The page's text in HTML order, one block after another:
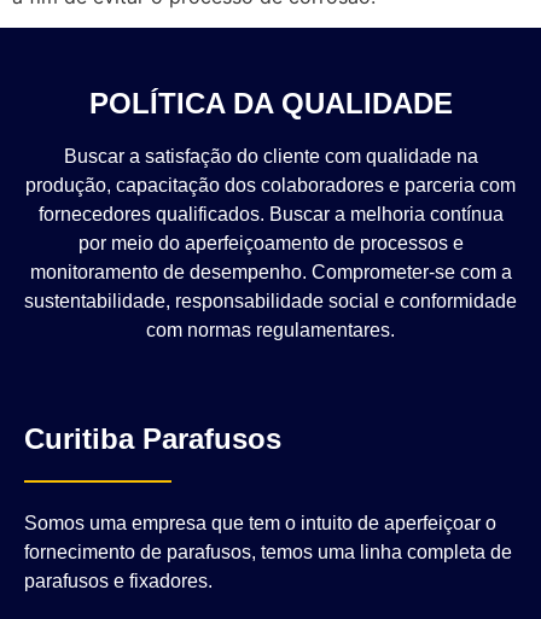
POLÍTICA DA QUALIDADE
Buscar a satisfação do cliente com qualidade na
produção, capacitação dos colaboradores e parceria com
fornecedores qualificados. Buscar a melhoria contínua
por meio do aperfeiçoamento de processos e
monitoramento de desempenho. Comprometer-se com a
sustentabilidade, responsabilidade social e conformidade
com normas regulamentares.
Curitiba Parafusos
Somos uma empresa que tem o intuito de aperfeiçoar o
fornecimento de parafusos, temos uma linha completa de
parafusos e fixadores.